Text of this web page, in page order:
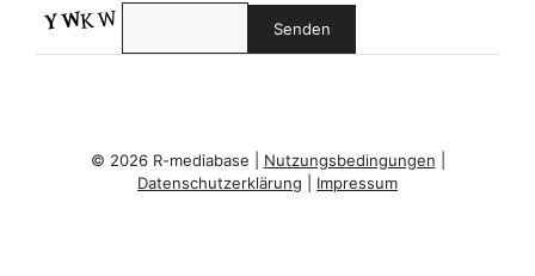
© 2026 R-mediabase | Nutzungsbedingungen
Datenschutzerklärung
Impressum